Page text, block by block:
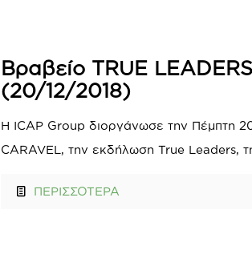
Bραβείο ΤRUE
(20/12/2018)
Η ICAP Group διοργάνωσε την Πέμπτη
CARAVEL, την εκδήλωση True Leaders,
ΠΕΡΙΣΣΟΤΕΡΑ